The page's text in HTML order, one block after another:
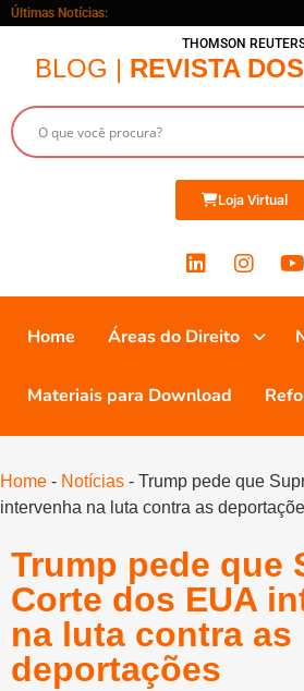
Últimas Notícias:
THOMSON
BLOG | REVISTA
Loja Virtual
Home Áreas do Direito
Materiais para Download
Home - Notícias - Trump pede que
intervenha na luta contra as
Trump pede que
Corte dos EUA
na luta contra as
deportações